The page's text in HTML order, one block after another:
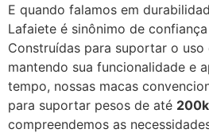
E quando falamos em
Lafaiete é sinônimo de
Construídas para suportar o uso
mantendo sua funcionalidade e
tempo, nossas macas
para suportar pesos de até
compreendemos as